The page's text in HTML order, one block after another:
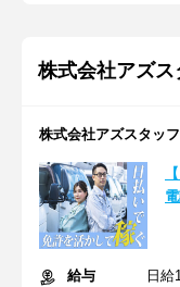
株式会社アズス
株式会社アズスタッ
給与
日